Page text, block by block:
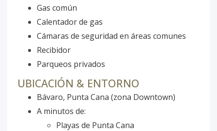
Gas común
Calentador de gas
Cámaras de seguridad en áreas comunes
Recibidor
Parqueos privados
UBICACIÓN & ENTORNO
Bávaro, Punta Cana (zona Downtown)
A minutos de:
Playas de Punta Cana